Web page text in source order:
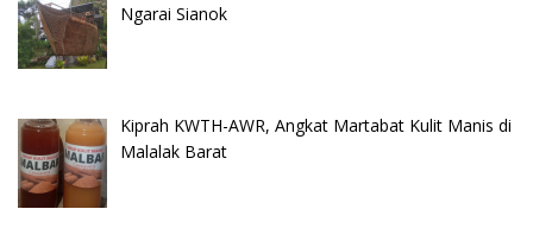
Ngarai Sianok
Kiprah KWTH-AWR, Angkat Martabat Kulit Manis di
Malalak Barat